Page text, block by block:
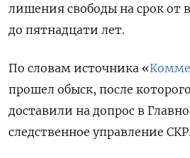
лишения свободы на срок от
до пятнадцати лет.
По словам источника «
прошел обыск, после
доставили на допрос в
следственное управление СКР.